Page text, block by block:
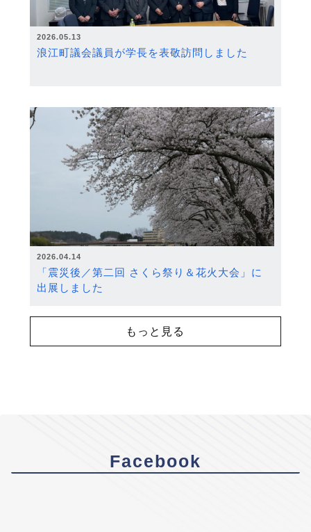
2026.05.13
浪江町議会議員が学長を表敬訪問しました
2026.04.14
「震災後／第二回 さくら祭り＆花火大会」に
出展しました
もっと見る
Facebook